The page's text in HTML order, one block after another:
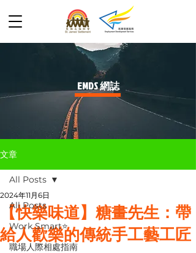
​EMDS 網誌
文章
All Posts
Work Smart⭐️
職場人際相處指南
All Posts
【快樂味道】糖畫先生：帶
給人歡樂的傳統手工藝工匠
2024年11月6日